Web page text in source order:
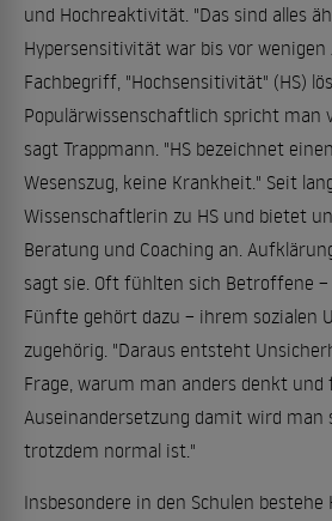
und Hochreaktivität. "Das sind alles
Hypersensitivität war bis vor
Fachbegriff, "Hochsensitivität" (HS)
Populärwissenschaftlich spricht man
sagt Trappmann. "HS bezeichnet
Wesenszug, keine Krankheit." Seit
Wissenschaftlerin zu HS und bietet
Beratung und Coaching an.
sagt sie. Oft fühlten sich Betroffene
Fünfte gehört dazu – ihrem sozialen
zugehörig. "Daraus entsteht
Frage, warum man anders denkt
Auseinandersetzung damit wird man
trotzdem normal ist."
Insbesondere in den Schulen bestehe